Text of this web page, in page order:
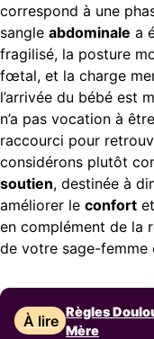
correspond à une
sangle abdominale a
fragilisé, la posture
fœtal, et la charge
l’arrivée du bébé est
n’a pas vocation à
raccourci pour
considérons plutôt
soutien, destinée à
améliorer le confort
en complément de la
de votre sage-femme
À lire
Règles
Mère